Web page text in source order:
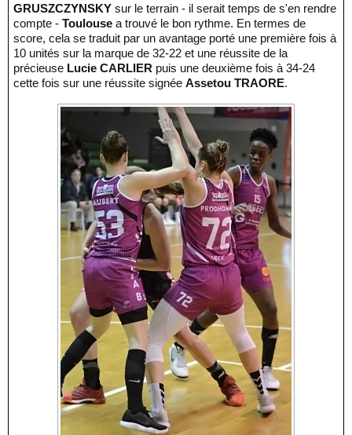
GRUSZCZYNSKY sur le terrain - il serait temps de s'en rendre
compte - Toulouse a trouvé le bon rythme. En termes de
score, cela se traduit par un avantage porté une première fois à
10 unités sur la marque de 32-22 et une réussite de la
précieuse Lucie CARLIER puis une deuxième fois à 34-24
cette fois sur une réussite signée Assetou TRAORE.